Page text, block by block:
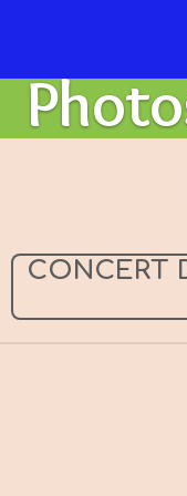
contenu
principal
CONCERT